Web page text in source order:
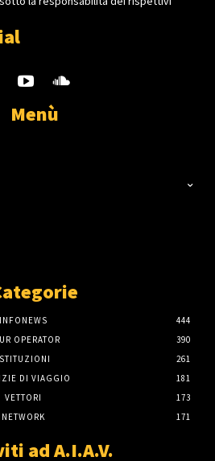
Menù
INFONEWS
444
OPERATOR
390
261
DI VIAGGIO
181
VETTORI
173
NETWORK
171
ad A.I.A.V.